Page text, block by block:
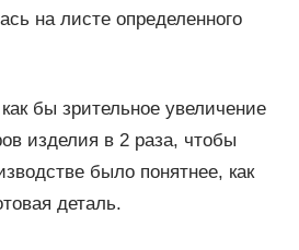
на листе определенного
бы зрительное увеличение
изделия в 2 раза, чтобы
было понятнее, как
деталь.